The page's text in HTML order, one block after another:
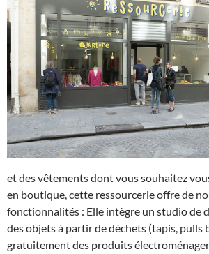
et des vêtements dont vous souhaitez
en boutique, cette ressourcerie offre de
fonctionnalités : Elle intègre un studio de
des objets à partir de déchets (tapis, pulls
gratuitement des produits